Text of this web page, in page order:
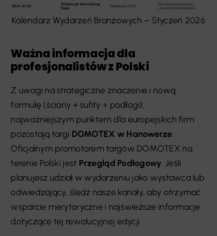
Kalendarz Wydarzeń Branżowych – Styczeń 2026
Ważna informacja dla
profesjonalistów z Polski
Z uwagi na strategiczne znaczenie i nową
formułę (ściany + sufity + podłogi),
najważniejszym punktem dla europejskich firm
pozostają targi DOMOTEX w Hanowerze.
Oficjalnym promotorem targów DOMOTEX na
terenie Polski jest Przegląd Podłogowy. Jeśli
planujesz udział w wydarzeniu jako wystawca lub
odwiedzający, śledź nasze kanały, aby otrzymać
wsparcie merytoryczne i najświeższe informacje
dotyczące tej rewolucyjnej edycji.